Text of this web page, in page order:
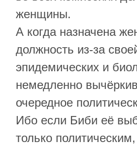
женщины.
А когда назначена
должность из-за
эпидемических и
немедленно
очередное
Ибо если Биби её
только